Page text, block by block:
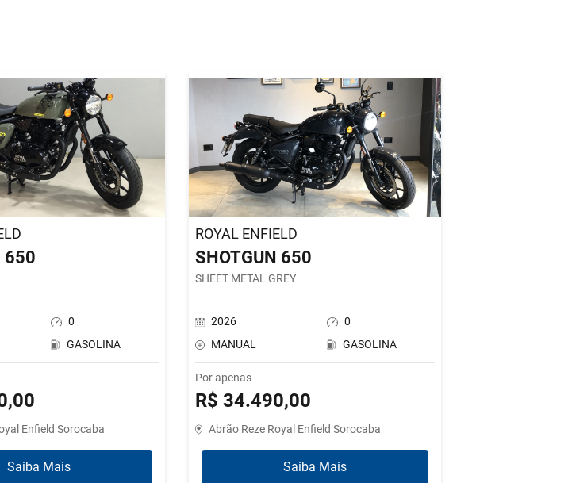
650
0
GASOLINA
Enfield Sorocaba
Saiba Mais
ROYAL ENFIELD
SHOTGUN 650
SHEET METAL GREY
2026
0
MANUAL
GASOLINA
Por apenas
R$ 34.490,00
Abrão Reze Royal Enfield Sorocaba
Saiba Mais